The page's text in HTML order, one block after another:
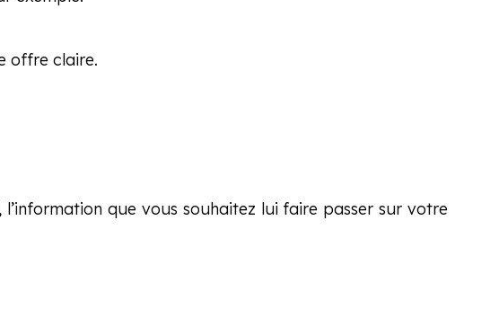
offre claire.
que vous souhaitez lui faire passer sur votre